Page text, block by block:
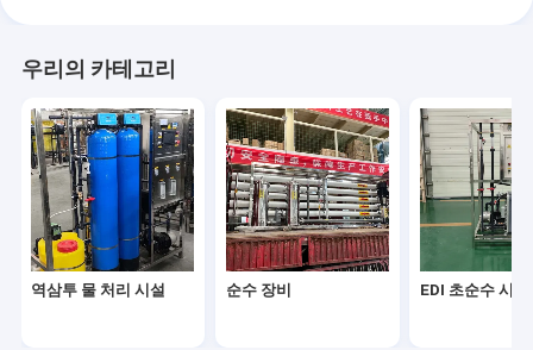
물 축열조
의료용 초순수
우리의 카테고리
역삼투 물 처리 시설 순수 장비 EDI 초순수 시스